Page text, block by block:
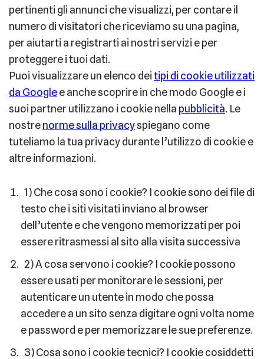
pertinenti gli annunci che visualizzi, per contare il
numero di visitatori che riceviamo su una pagina,
per aiutarti a registrarti ai nostri servizi e per
proteggere i tuoi dati.
Puoi visualizzare un elenco deitipi di cookie utilizzati
da Googlee anche scoprire in che modo Google e i
suoi partner utilizzano i cookie nella pubblicità. Le
nostrenorme sulla privacyspiegano come
tuteliamo la tua privacy durante l’utilizzo di cookie e
altre informazioni.
1) Che cosa sono i cookie? I cookie sono dei file di
testo che i siti visitati inviano al browser
dell’utente e che vengono memorizzati per poi
essere ritrasmessi al sito alla visita successiva
2) A cosa servono i cookie? I cookie possono
essere usati per monitorare le sessioni, per
autenticare un utente in modo che possa
accedere a un sito senza digitare ogni volta nome
e password e per memorizzare le sue preferenze.
3) Cosa sono i cookie tecnici? I cookie cosiddetti